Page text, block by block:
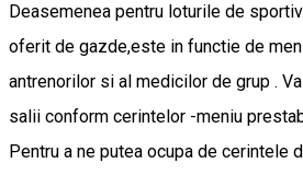
Deasemenea pentru loturile de
oferit de gazde,este in functie de
antrenorilor si al medicilor de grup .
salii conform cerintelor -meniu
Pentru a ne putea ocupa de cerintele